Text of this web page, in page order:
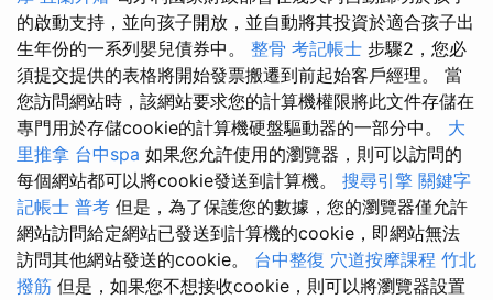
的啟動支持，並向孩子開放，並自動將其投資於適合孩子出
生年份的一系列嬰兒債券中。 整骨 考記帳士 步驟2，您必
須提交提供的表格將開始發票搬遷到前起始客戶經理。 當
您訪問網站時，該網站要求您的計算機權限將此文件存儲在
專門用於存儲cookie的計算機硬盤驅動器的一部分中。 大
里推拿 台中spa 如果您允許使用的瀏覽器，則可以訪問的
每個網站都可以將cookie發送到計算機。 搜尋引擎 關鍵字
記帳士 普考 但是，為了保護您的數據，您的瀏覽器僅允許
網站訪問給定網站已發送到計算機的cookie，即網站無法
訪問其他網站發送的cookie。 台中整復 穴道按摩課程 竹北
撥筋 但是，如果您不想接收cookie，則可以將瀏覽器設置